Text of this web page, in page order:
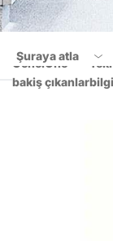
Genel
bakiş
Öne
çıkanlar
Şuraya atla
Genel bakiş